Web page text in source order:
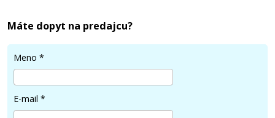
Máte dopyt na predajcu?
Meno *
E-mail *